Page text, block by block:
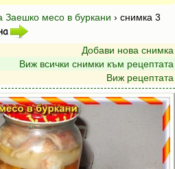
Заешко месо в буркани › снимка 3
Добави нова снимка
Виж всички снимки към рецептата
Виж рецептата